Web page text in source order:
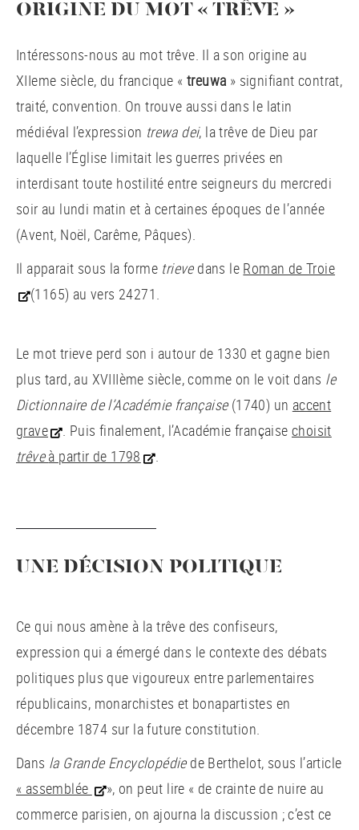
ORIGINE DU MOT « TRÊVE »
Intéressons-nous au mot trêve. Il a son origine au
XIIeme siècle, du francique « treuwa » signifiant contrat,
traité, convention. On trouve aussi dans le latin
médiéval l’expression trewa dei, la trêve de Dieu par
laquelle l’Église limitait les guerres privées en
interdisant toute hostilité entre seigneurs du mercredi
soir au lundi matin et à certaines époques de l’année
(Avent, Noël, Carême, Pâques).
Il apparait sous la forme trievedans le Roman de Troie
(1165) au vers 24271.
Le mot trieve perd son i autour de 1330 et gagne bien
plus tard, au XVIIIème siècle, comme on le voit dans le
Dictionnaire de l’Académie française(1740) un accent
grave
. Puis finalement, l’Académie française choisit
trêveà partir de 1798 .
UNE DÉCISION POLITIQUE
Ce qui nous amène à la trêve des confiseurs,
expression qui a émergé dans le contexte des débats
politiques plus que vigoureux entre parlementaires
républicains, monarchistes et bonapartistes en
décembre 1874 sur la future constitution.
Dans la Grande Encyclopédie de Berthelot, sous l’article
« assemblée
», on peut lire « de crainte de nuire au
commerce parisien, on ajourna la discussion ; c’est ce